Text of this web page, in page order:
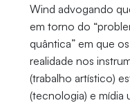
Wind advogando
em torno do
quântica” em que
realidade nos
(trabalho artístico)
(tecnologia) e mídia